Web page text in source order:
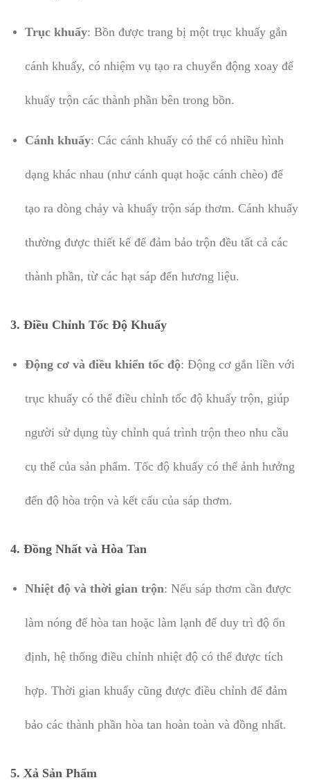
Trục khuấy: Bồn được trang bị một trục khuấy gắn
cánh khuấy, có nhiệm vụ tạo ra chuyển động xoay để
khuấy trộn các thành phần bên trong bồn.
Cánh khuấy: Các cánh khuấy có thể có nhiều hình
dạng khác nhau (như cánh quạt hoặc cánh chèo) để
tạo ra dòng chảy và khuấy trộn sáp thơm. Cánh khuấy
thường được thiết kế để đảm bảo trộn đều tất cả các
thành phần, từ các hạt sáp đến hương liệu.
3. Điều Chỉnh Tốc Độ Khuấy
Động cơ và điều khiển tốc độ: Động cơ gắn liền với
trục khuấy có thể điều chỉnh tốc độ khuấy trộn, giúp
người sử dụng tùy chỉnh quá trình trộn theo nhu cầu
cụ thể của sản phẩm. Tốc độ khuấy có thể ảnh hưởng
đến độ hòa trộn và kết cấu của sáp thơm.
4. Đồng Nhất và Hòa Tan
Nhiệt độ và thời gian trộn: Nếu sáp thơm cần được
làm nóng để hòa tan hoặc làm lạnh để duy trì độ ổn
định, hệ thống điều chỉnh nhiệt độ có thể được tích
hợp. Thời gian khuấy cũng được điều chỉnh để đảm
bảo các thành phần hòa tan hoàn toàn và đồng nhất.
5. Xả Sản Phẩm